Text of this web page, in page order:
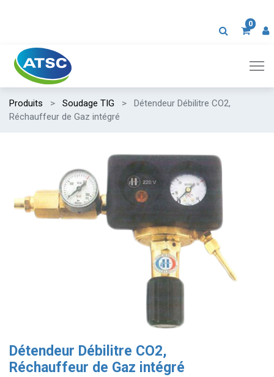
0
Produits Soudage TIG
Détendeur Débilitre CO2,
Réchauffeur de Gaz intégré
Détendeur Débilitre CO2,
Réchauffeur de Gaz intégré